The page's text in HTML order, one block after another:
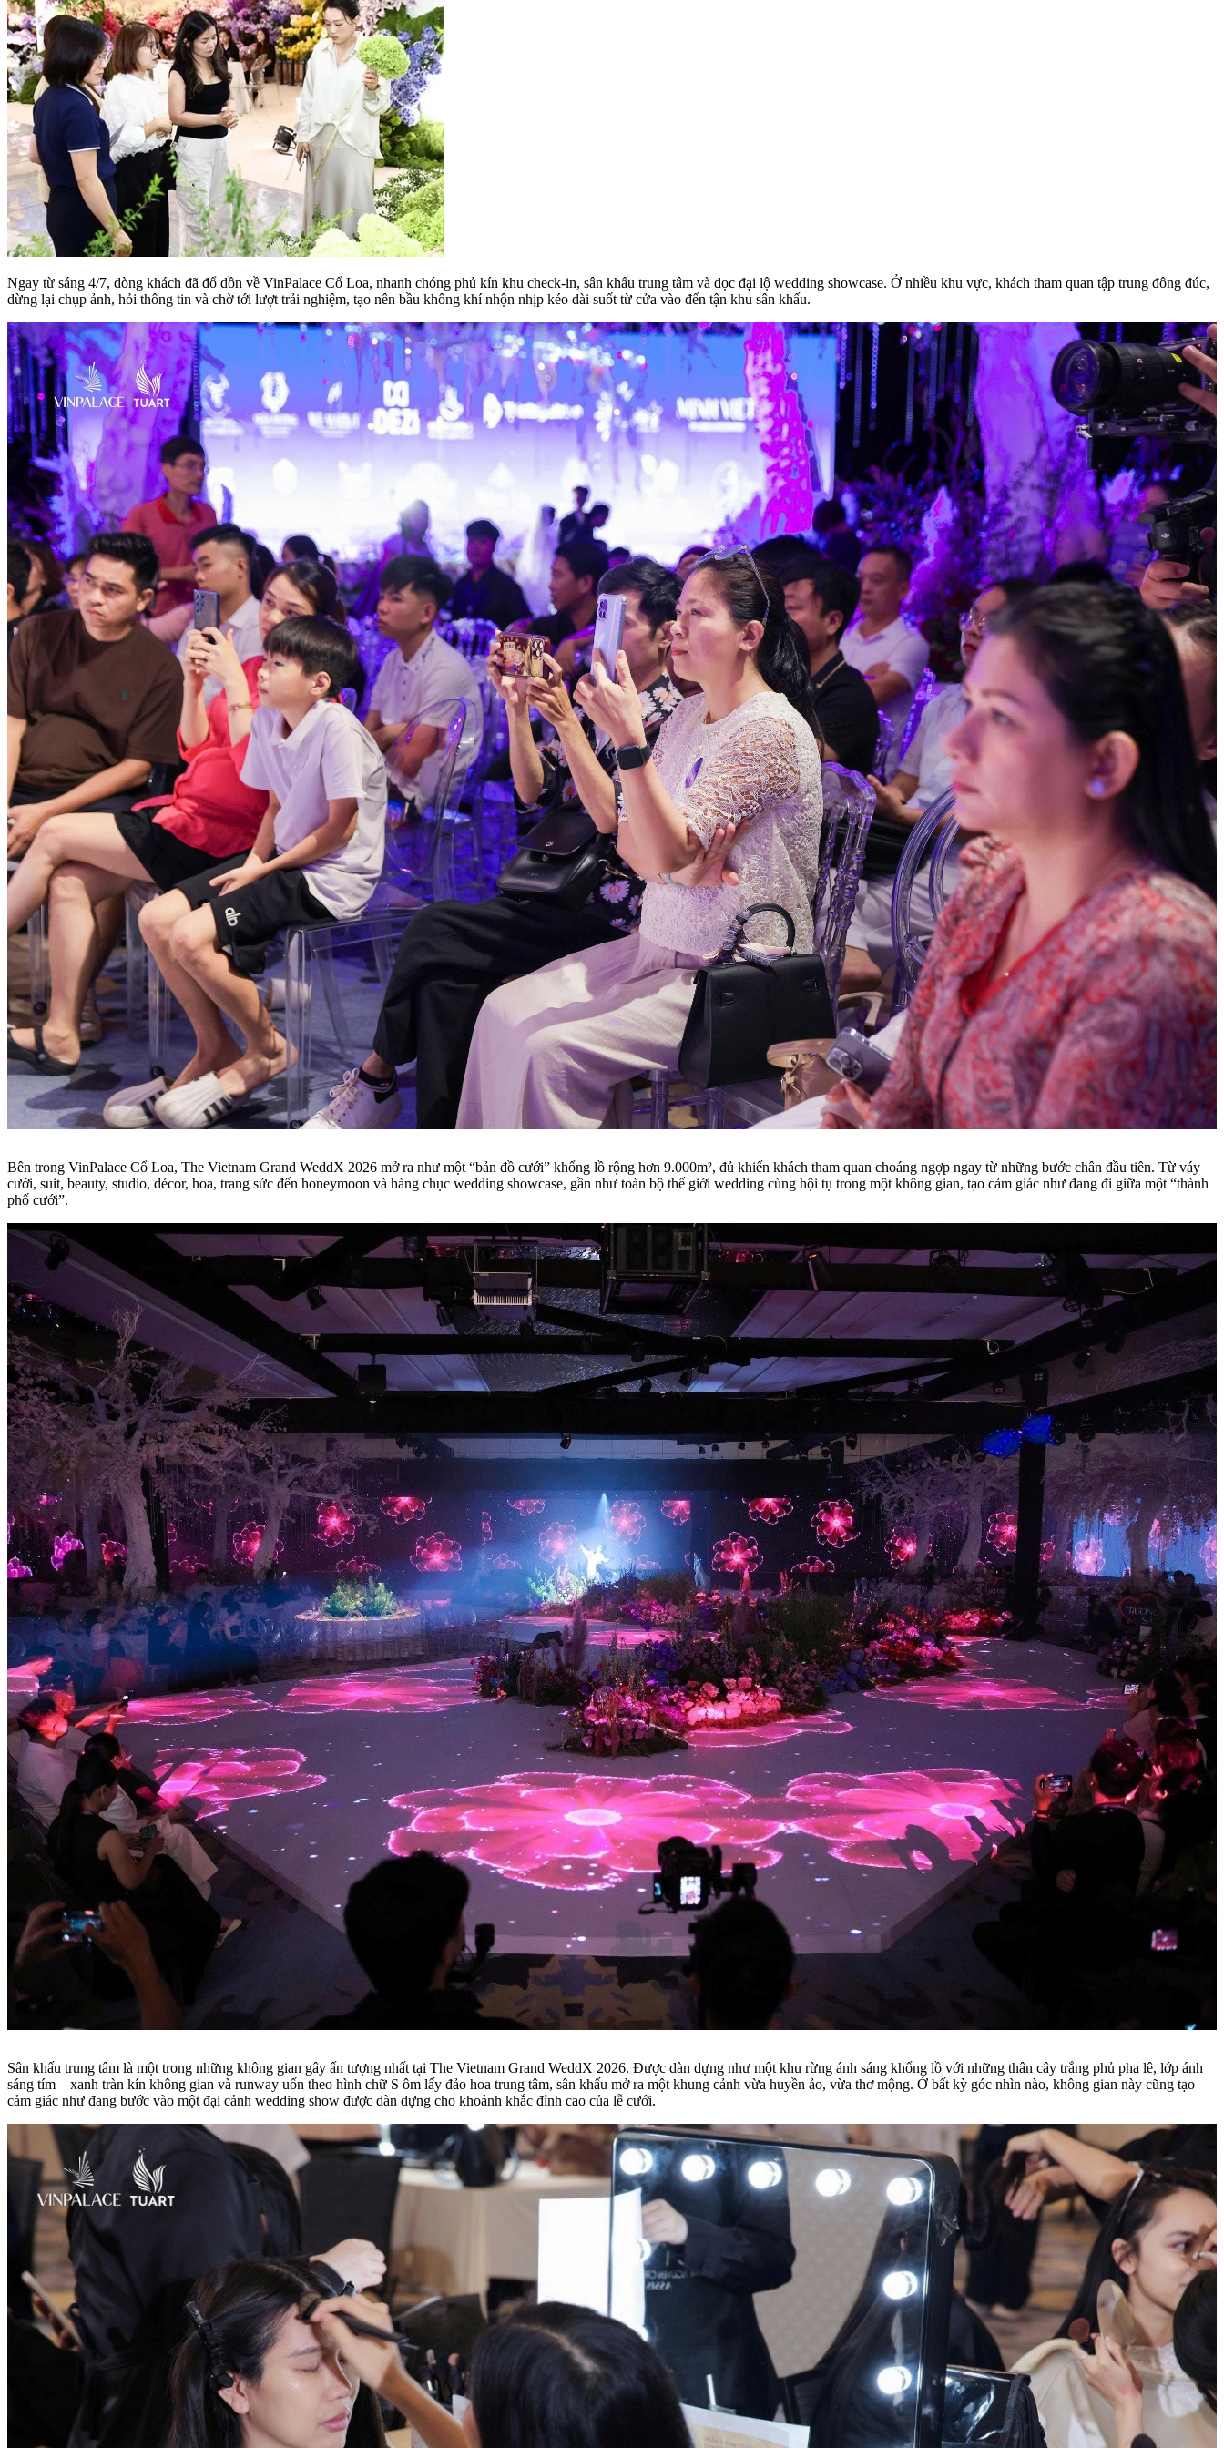
Ngay từ sáng 4/7, dòng khách đã đổ dồn về VinPalace Cổ Loa, nhanh chóng phủ kín khu check-in, sân khấu trung tâm và dọc đại lộ wedding showcase. Ở nhiều khu vực, khách tham quan tập trung đông đúc,
dừng lại chụp ảnh, hỏi thông tin và chờ tới lượt trải nghiệm, tạo nên bầu không khí nhộn nhịp kéo dài suốt từ cửa vào đến tận khu sân khấu.
Bên trong VinPalace Cổ Loa, The Vietnam Grand WeddX 2026 mở ra như một “bản đồ cưới” khổng lồ rộng hơn 9.000m², đủ khiến khách tham quan choáng ngợp ngay từ những bước chân đầu tiên. Từ váy
cưới, suit, beauty, studio, décor, hoa, trang sức đến honeymoon và hàng chục wedding showcase, gần như toàn bộ thế giới wedding cùng hội tụ trong một không gian, tạo cảm giác như đang đi giữa một “thành
phố cưới”.
Sân khấu trung tâm là một trong những không gian gây ấn tượng nhất tại The Vietnam Grand WeddX 2026. Được dàn dựng như một khu rừng ánh sáng khổng lồ với những thân cây trắng phủ pha lê, lớp ánh
sáng tím – xanh tràn kín không gian và runway uốn theo hình chữ S ôm lấy đảo hoa trung tâm, sân khấu mở ra một khung cảnh vừa huyền ảo, vừa thơ mộng. Ở bất kỳ góc nhìn nào, không gian này cũng tạo
cảm giác như đang bước vào một đại cảnh wedding show được dàn dựng cho khoảnh khắc đỉnh cao của lễ cưới.